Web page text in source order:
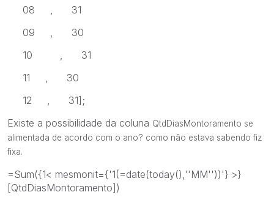
08 , 31
09 , 30
10 , 31
11 , 30
12 , 31];
Existe a possibilidade da coluna QtdDiasMontoramento se
alimentada de acordo com o ano? como não estava sabendo fiz
fixa.
=Sum({1< mesmonit={'1(=date(today(),''MM''))'} >}
[QtdDiasMontoramento])